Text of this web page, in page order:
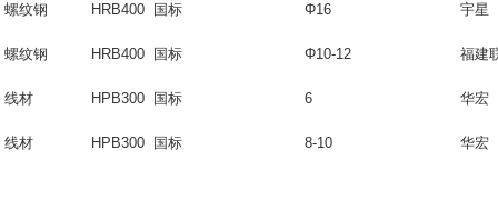
螺纹钢 HRB400 国标 Φ16 宇星
螺纹钢 HRB400 国标 Φ10-12 福建
线材 HPB300 国标 6 华宏
线材 HPB300 国标 8-10 华宏